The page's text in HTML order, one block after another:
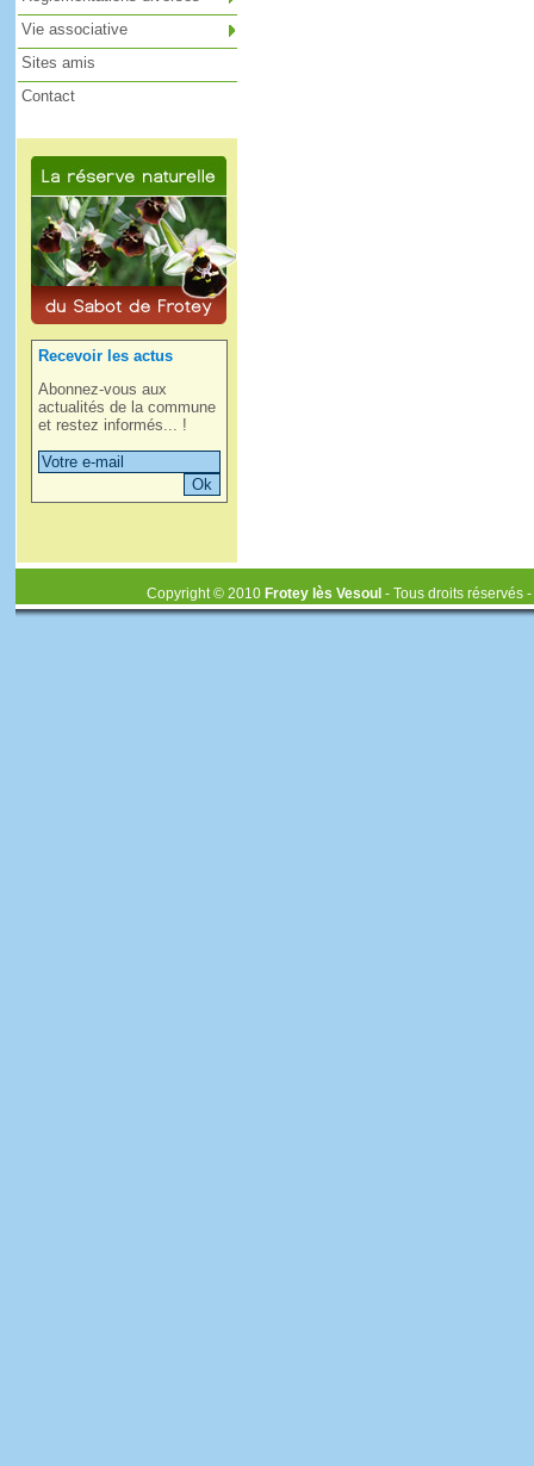
Recevoir les actus
Abonnez-vous aux
actualités de la commune
et restez informés... !
Copyright © 2010 Frotey lès Vesoul - Tous droits réservés
Vie associative
Sites amis
Contact